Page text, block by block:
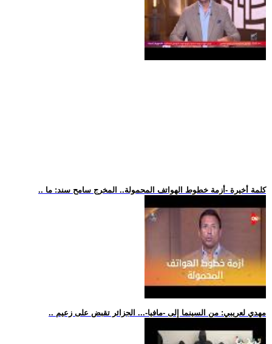
.. كلمة أخيرة -أزمة خطوط الهواتف المحمولة.. المخرج سامح سند: ما
.. مهدي لعريبي: من السينما إلى -مافيا-... الجزائر تقبض على زعيم